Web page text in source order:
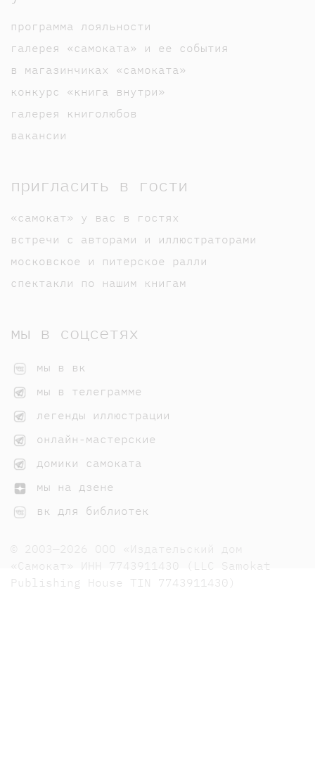
программа лояльности
галерея «самоката» и ее события
в магазинчиках «самоката»
конкурс «книга внутри»
галерея книголюбов
вакансии
пригласить в гости
«самокат» у вас в гостях
встречи с авторами и иллюстраторами
московское и питерское ралли
спектакли по нашим книгам
мы в соцсетях
мы в вк
мы в телеграмме
легенды иллюстрации
онлайн-мастерские
домики самоката
мы на дзене
вк для библиотек
© 2003—2026 ООО «Издательский дом
«Самокат» ИНН 7743911430 (LLC Samokat
Publishing House TIN 7743911430)